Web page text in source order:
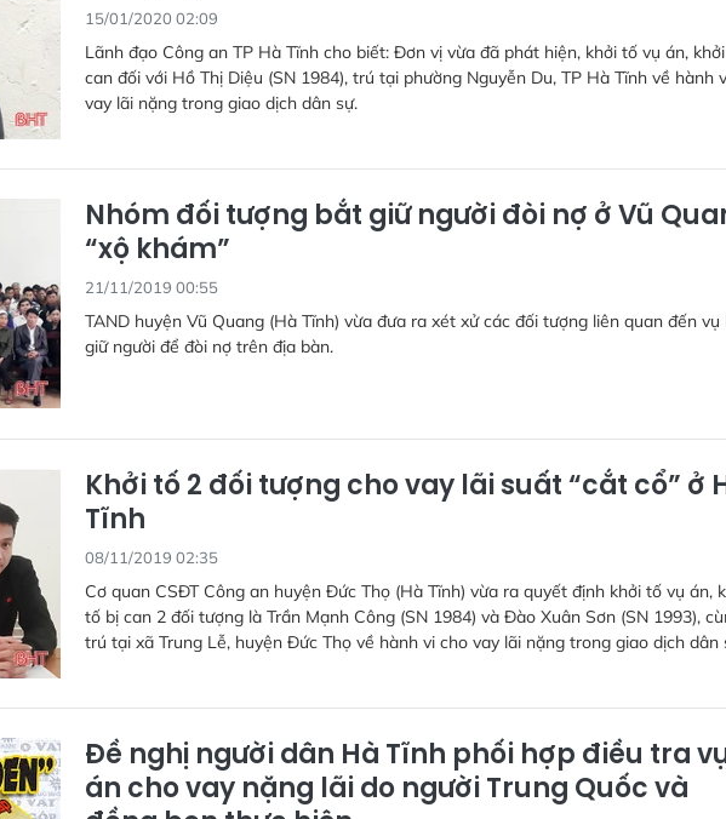
15/01/2020 02:09
Lãnh đạo Công an TP Hà Tĩnh cho biết: Đơn vị vừa đã phát hiện, khởi tố vụ án,
can đối với Hồ Thị Diệu (SN 1984), trú tại phường Nguyễn Du, TP Hà Tĩnh về hành
vay lãi nặng trong giao dịch dân sự.
Nhóm đối tượng bắt giữ người đòi nợ ở Vũ
“xộ khám”
21/11/2019 00:55
TAND huyện Vũ Quang (Hà Tĩnh) vừa đưa ra xét xử các đối tượng liên quan đến vụ
giữ người để đòi nợ trên địa bàn.
Khởi tố 2 đối tượng cho vay lãi suất “cắt cổ” ở
Tĩnh
08/11/2019 02:35
Cơ quan CSĐT Công an huyện Đức Thọ (Hà Tĩnh) vừa ra quyết định khởi tố vụ án,
tố bị can 2 đối tượng là Trần Mạnh Công (SN 1984) và Đào Xuân Sơn (SN 1993),
trú tại xã Trung Lễ, huyện Đức Thọ về hành vi cho vay lãi nặng trong giao dịch dân
Đề nghị người dân Hà Tĩnh phối hợp điều tra
án cho vay nặng lãi do người Trung Quốc và